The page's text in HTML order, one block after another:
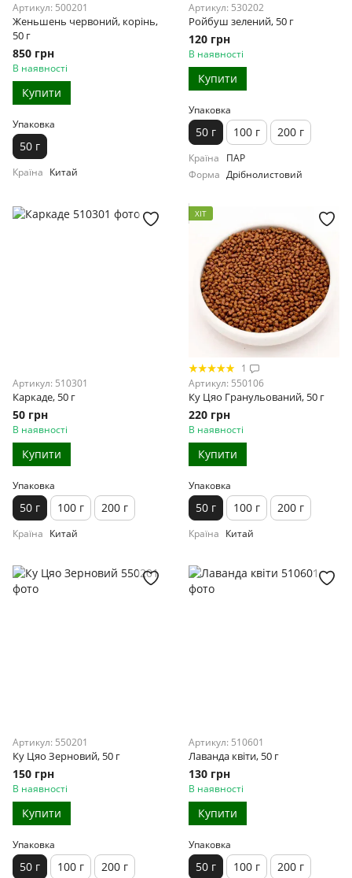
Артикул: 500201
Женьшень червоний, корінь,
50 г
850 грн
В наявності
Купити
Упаковка
50 г
Країна Китай
Артикул: 530202
Ройбуш зелений, 50 г
120 грн
В наявності
Купити
Упаковка
50 г 100 г 200 г
Країна
ПАР
Форма Дрібнолистовий
Артикул: 510301
Каркаде, 50 г
50 грн
В наявності
Купити
Упаковка
50 г 100 г 200 г
Країна Китай
ХІТ
1
Артикул: 550106
Ку Цяо Гранульований, 50 г
220 грн
В наявності
Купити
Упаковка
50 г 100 г 200 г
Країна Китай
Артикул: 550201
Ку Цяо Зерновий, 50 г
150 грн
В наявності
Купити
Упаковка
50 г 100 г 200 г
Артикул: 510601
Лаванда квіти, 50 г
130 грн
В наявності
Купити
Упаковка
50 г 100 г 200 г